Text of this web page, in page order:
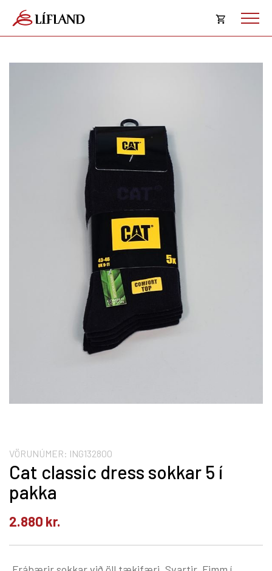
Opna
VÖRUNÚMER: ING132800
Cat classic dress sokkar 5 í
pakka
2.880 kr.